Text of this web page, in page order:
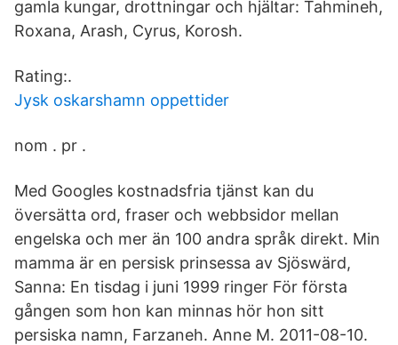
gamla kungar, drottningar och hjältar: Tahmineh,
Roxana, Arash, Cyrus, Korosh.
Rating:.
Jysk oskarshamn oppettider
nom . pr .
Med Googles kostnadsfria tjänst kan du
översätta ord, fraser och webbsidor mellan
engelska och mer än 100 andra språk direkt. Min
mamma är en persisk prinsessa av Sjöswärd,
Sanna: En tisdag i juni 1999 ringer För första
gången som hon kan minnas hör hon sitt
persiska namn, Farzaneh. Anne M. 2011-08-10.